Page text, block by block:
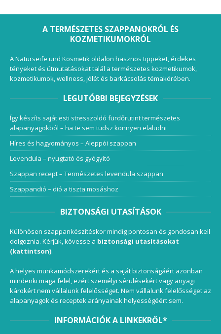
A TERMÉSZETES SZAPPANOKRÓL ÉS
KOZMETIKUMOKRÓL
A Naturseife und Kosmetik oldalon hasznos tippeket, érdekes
tényeket és útmutatásokat talál a természetes kozmetikumok,
kozmetikumok, wellness, jólét és barkácsolás témakörében.
LEGUTÓBBI BEJEGYZÉSEK
Így készíts saját esti stresszoldó fürdőrutint természetes
alapanyagokból – ha te sem tudsz könnyen elaludni
Híres és hagyományos – Aleppói szappan
Levendula – nyugtató és gyógyító
Szappan recept – Természetes levendula szappan
Szappandió – dió a tiszta mosáshoz
BIZTONSÁGI UTASÍTÁSOK
Különösen szappankészítéskor mindig pontosan és gondosan kell
dolgoznia. Kérjük, kövesse a biztonsági utasításokat
(kattintson).
A helyes munkamódszerekért és a saját biztonságáért azonban
mindenki maga felel, ezért személyi sérülésekért vagy anyagi
károkért nem vállalunk felelősséget. Nem vállalunk felelősséget az
alapanyagok és receptek arányainak helyességéért sem.
INFORMÁCIÓK A LINKEKRŐL*